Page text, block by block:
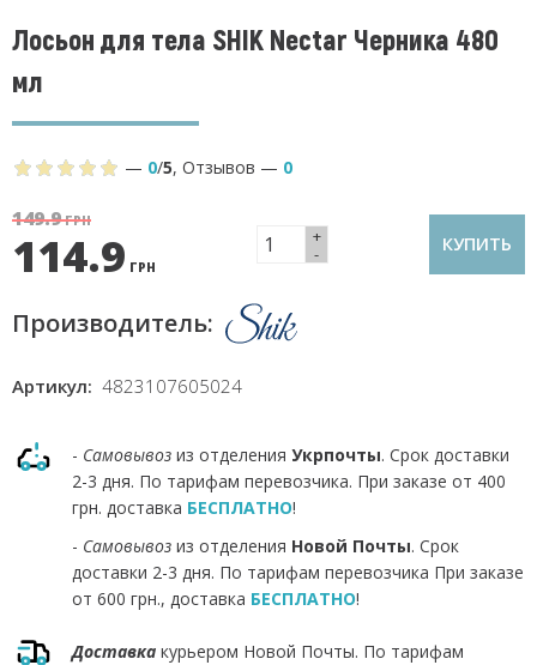
Лосьон для тела SHIK Nectar Черника 480
мл
— 0/5, Отзывов — 0
149.9ГРН
114.9 ГРН
+
-
КУПИТЬ
Производитель:
Артикул: 4823107605024
- Самовывоз из отделения Укрпочты. Срок доставки
2-3 дня. По тарифам перевозчика. При заказе от 400
грн. доставка БЕСПЛАТНО!
- Самовывоз из отделения Новой Почты. Срок
доставки 2-3 дня. По тарифам перевозчика При заказе
от 600 грн., доставка БЕСПЛАТНО!
Доставка курьером Новой Почты. По тарифам